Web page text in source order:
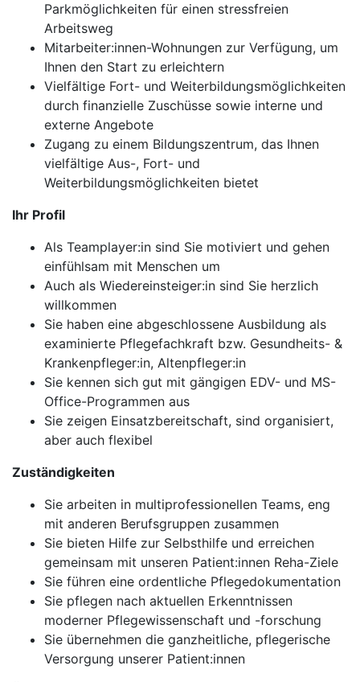
Parkmöglichkeiten für einen stressfreien
Arbeitsweg
Mitarbeiter:innen-Wohnungen zur Verfügung, um
Ihnen den Start zu erleichtern
Vielfältige Fort- und Weiterbildungsmöglichkeiten
durch finanzielle Zuschüsse sowie interne und
externe Angebote
Zugang zu einem Bildungszentrum, das Ihnen
vielfältige Aus-, Fort- und
Weiterbildungsmöglichkeiten bietet
Ihr Profil
Als Teamplayer:in sind Sie motiviert und gehen
einfühlsam mit Menschen um
Auch als Wiedereinsteiger:in sind Sie herzlich
willkommen
Sie haben eine abgeschlossene Ausbildung als
examinierte Pflegefachkraft bzw. Gesundheits- &
Krankenpfleger:in, Altenpfleger:in
Sie kennen sich gut mit gängigen EDV- und MS-
Office-Programmen aus
Sie zeigen Einsatzbereitschaft, sind organisiert,
aber auch flexibel
Zuständigkeiten
Sie arbeiten in multiprofessionellen Teams, eng
mit anderen Berufsgruppen zusammen
Sie bieten Hilfe zur Selbsthilfe und erreichen
gemeinsam mit unseren Patient:innen Reha-Ziele
Sie führen eine ordentliche Pflegedokumentation
Sie pflegen nach aktuellen Erkenntnissen
moderner Pflegewissenschaft und -forschung
Sie übernehmen die ganzheitliche, pflegerische
Versorgung unserer Patient:innen